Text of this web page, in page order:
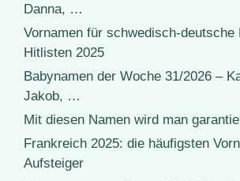
Danna, …
Vornamen für schwedisch-deutsche
Hitlisten 2025
Babynamen der Woche 31/2026 –
Jakob, …
Mit diesen Namen wird man
Frankreich 2025: die häufigsten
Aufsteiger